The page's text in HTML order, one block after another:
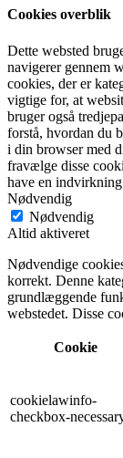
Cookies overblik
Dette websted
navigerer gennem
cookies, der er
vigtige for, at
bruger også
forstå, hvordan du
i din browser med
fravælge disse
have en
Nødvendig
Nødvendig
Altid aktiveret
Nødvendige
korrekt. Denne
grundlæggende
webstedet. Disse
Cookie
cookielawinfo-
checkbox-